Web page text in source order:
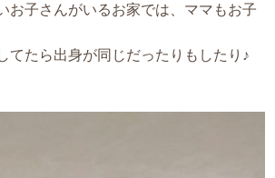
お子さんがいるお家では、ママもお子
たら出身が同じだったりもしたり♪